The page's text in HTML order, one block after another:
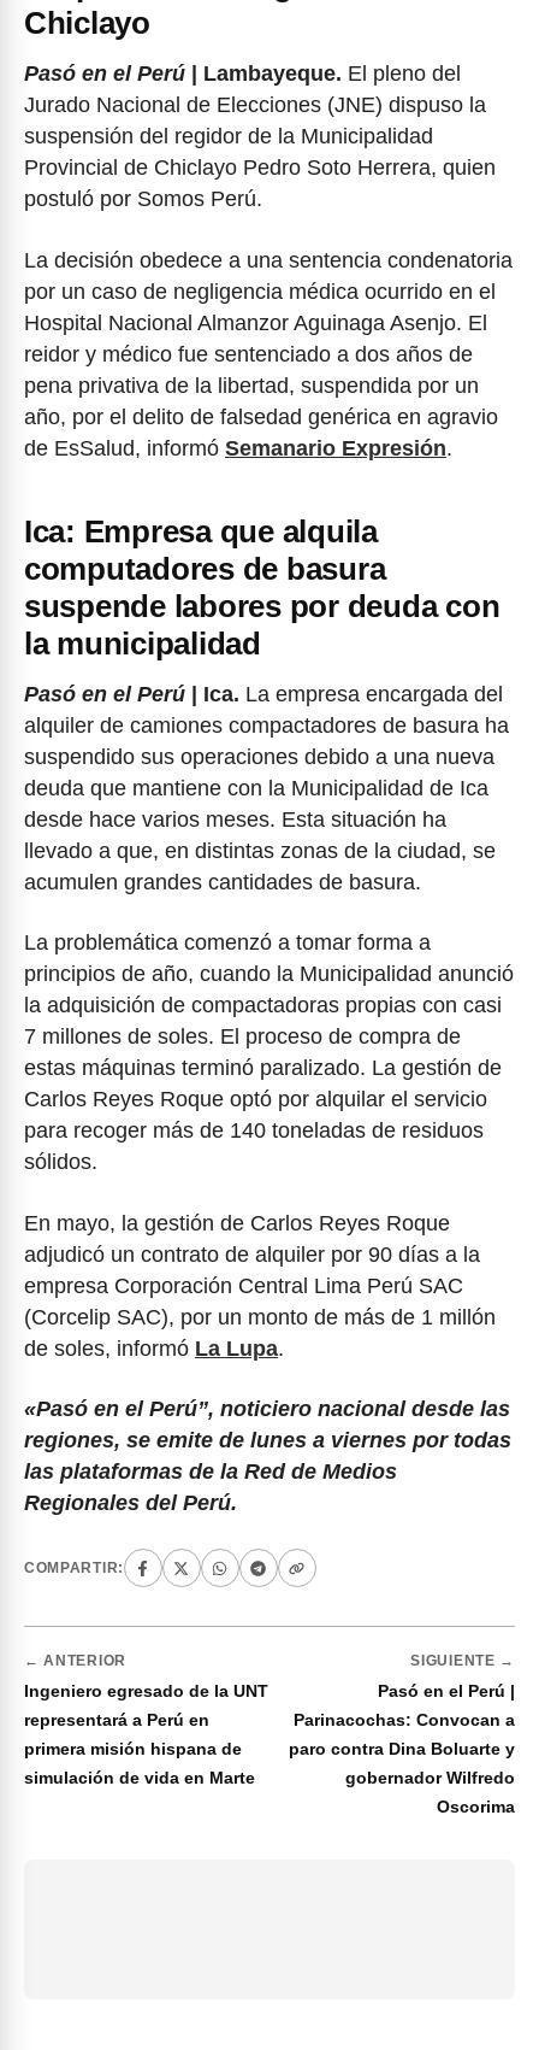
Chiclayo
Pasó en el Perú | Lambayeque. El pleno del
Jurado Nacional de Elecciones (JNE) dispuso la
suspensión del regidor de la Municipalidad
Provincial de Chiclayo Pedro Soto Herrera, quien
postuló por Somos Perú.
La decisión obedece a una sentencia condenatoria
por un caso de negligencia médica ocurrido en el
Hospital Nacional Almanzor Aguinaga Asenjo. El
reidor y médico fue sentenciado a dos años de
pena privativa de la libertad, suspendida por un
año, por el delito de falsedad genérica en agravio
de EsSalud, informó Semanario Expresión.
Ica: Empresa que alquila
computadores de basura
suspende labores por deuda con
la municipalidad
Pasó en el Perú | Ica. La empresa encargada del
alquiler de camiones compactadores de basura ha
suspendido sus operaciones debido a una nueva
deuda que mantiene con la Municipalidad de Ica
desde hace varios meses. Esta situación ha
llevado a que, en distintas zonas de la ciudad, se
acumulen grandes cantidades de basura.
La problemática comenzó a tomar forma a
principios de año, cuando la Municipalidad anunció
la adquisición de compactadoras propias con casi
7 millones de soles. El proceso de compra de
estas máquinas terminó paralizado. La gestión de
Carlos Reyes Roque optó por alquilar el servicio
para recoger más de 140 toneladas de residuos
sólidos.
En mayo, la gestión de Carlos Reyes Roque
adjudicó un contrato de alquiler por 90 días a la
empresa Corporación Central Lima Perú SAC
(Corcelip SAC), por un monto de más de 1 millón
de soles, informó La Lupa.
«Pasó en el Perú”, noticiero nacional desde las
regiones, se emite de lunes a viernes por todas
las plataformas de la Red de Medios
Regionales del Perú.
COMPARTIR:
← ANTERIOR
Ingeniero egresado de la UNT
representará a Perú en
primera misión hispana de
simulación de vida en Marte
SIGUIENTE →
Pasó en el Perú |
Parinacochas: Convocan a
paro contra Dina Boluarte y
gobernador Wilfredo
Oscorima